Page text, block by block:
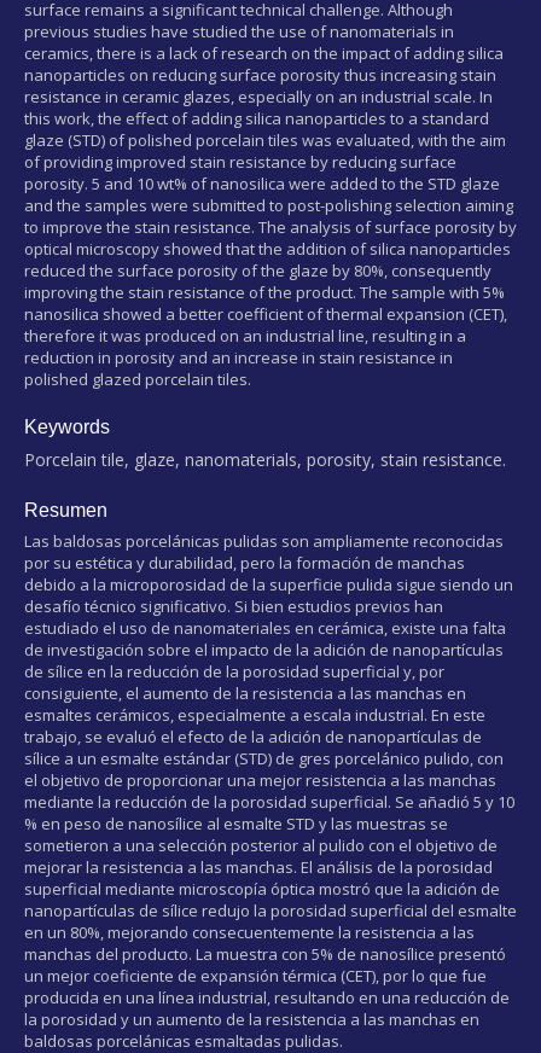
surface remains a significant technical challenge. Although
previous studies have studied the use of nanomaterials in
ceramics, there is a lack of research on the impact of adding silica
nanoparticles on reducing surface porosity thus increasing stain
resistance in ceramic glazes, especially on an industrial scale. In
this work, the effect of adding silica nanoparticles to a standard
glaze (STD) of polished porcelain tiles was evaluated, with the aim
of providing improved stain resistance by reducing surface
porosity. 5 and 10 wt% of nanosilica were added to the STD glaze
and the samples were submitted to post-polishing selection aiming
to improve the stain resistance. The analysis of surface porosity by
optical microscopy showed that the addition of silica nanoparticles
reduced the surface porosity of the glaze by 80%, consequently
improving the stain resistance of the product. The sample with 5%
nanosilica showed a better coefficient of thermal expansion (CET),
therefore it was produced on an industrial line, resulting in a
reduction in porosity and an increase in stain resistance in
polished glazed porcelain tiles.
Keywords
Porcelain tile, glaze, nanomaterials, porosity, stain resistance.
Resumen
Las baldosas porcelánicas pulidas son ampliamente reconocidas
por su estética y durabilidad, pero la formación de manchas
debido a la microporosidad de la superficie pulida sigue siendo un
desafío técnico significativo. Si bien estudios previos han
estudiado el uso de nanomateriales en cerámica, existe una falta
de investigación sobre el impacto de la adición de nanopartículas
de sílice en la reducción de la porosidad superficial y, por
consiguiente, el aumento de la resistencia a las manchas en
esmaltes cerámicos, especialmente a escala industrial. En este
trabajo, se evaluó el efecto de la adición de nanopartículas de
sílice a un esmalte estándar (STD) de gres porcelánico pulido, con
el objetivo de proporcionar una mejor resistencia a las manchas
mediante la reducción de la porosidad superficial. Se añadió 5 y 10
% en peso de nanosílice al esmalte STD y las muestras se
sometieron a una selección posterior al pulido con el objetivo de
mejorar la resistencia a las manchas. El análisis de la porosidad
superficial mediante microscopía óptica mostró que la adición de
nanopartículas de sílice redujo la porosidad superficial del esmalte
en un 80%, mejorando consecuentemente la resistencia a las
manchas del producto. La muestra con 5% de nanosílice presentó
un mejor coeficiente de expansión térmica (CET), por lo que fue
producida en una línea industrial, resultando en una reducción de
la porosidad y un aumento de la resistencia a las manchas en
baldosas porcelánicas esmaltadas pulidas.